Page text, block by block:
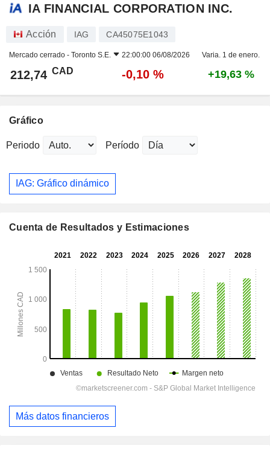
IA FINANCIAL CORPORATION INC.
Acción IAG CA45075E1043
Mercado cerrado - Toronto S.E. 22:00:00 06/08/2026 Varia. 1 de enero.
212,74 CAD -0,10 % +19,63 %
Gráfico
Periodo Período
IAG: Gráfico dinámico
Cuenta de Resultados y Estimaciones
Más datos financieros